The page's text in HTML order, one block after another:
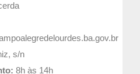
s/n
8h às 14h